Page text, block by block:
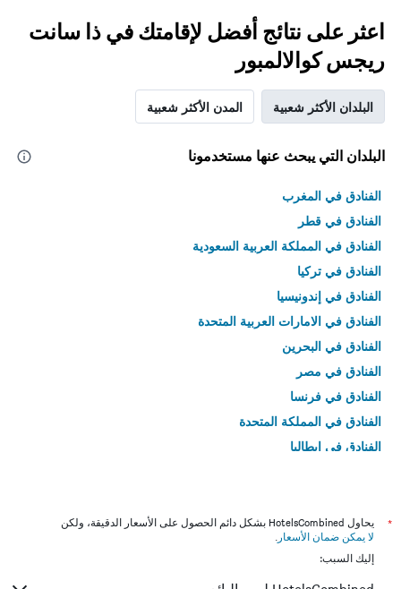
اعثر على نتائج أفضل لإقامتك في ذا سانت
ريجس كوالالمبور
البلدان الأكثر شعبية المدن الأكثر شعبية
البلدان التي يبحث عنها مستخدمونا
الفنادق في المغرب
الفنادق في قطر
الفنادق في المملكة العربية السعودية
الفنادق في تركيا
الفنادق في إندونيسيا
الفنادق في الامارات العربية المتحدة
الفنادق في البحرين
الفنادق في مصر
الفنادق في فرنسا
الفنادق في المملكة المتحدة
الفنادق في إيطاليا
*
يحاول HotelsCombined بشكل دائم الحصول على الأسعار الدقيقة، ولكن
لا يمكن ضمان الأسعار .
إليك السبب: